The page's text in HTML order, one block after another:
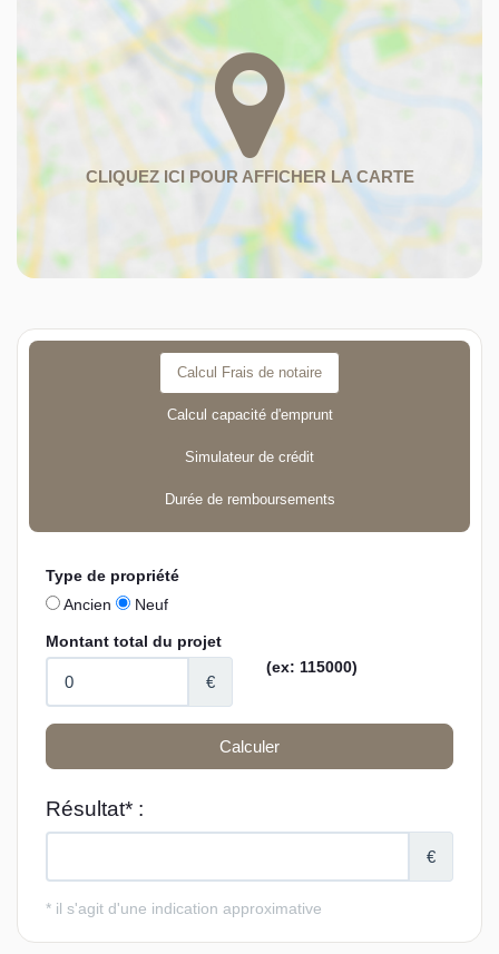
Calcul Frais de notaire
Calcul capacité d'emprunt
Simulateur de crédit
Durée de remboursements